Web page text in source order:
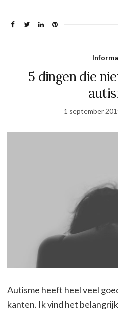
5 dingen die
1 september
Autisme heeft heel veel
kanten. Ik vind het